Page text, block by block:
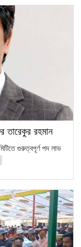
তারেকুর রহমান
গুরুত্বপূর্ণ পদ লাভ